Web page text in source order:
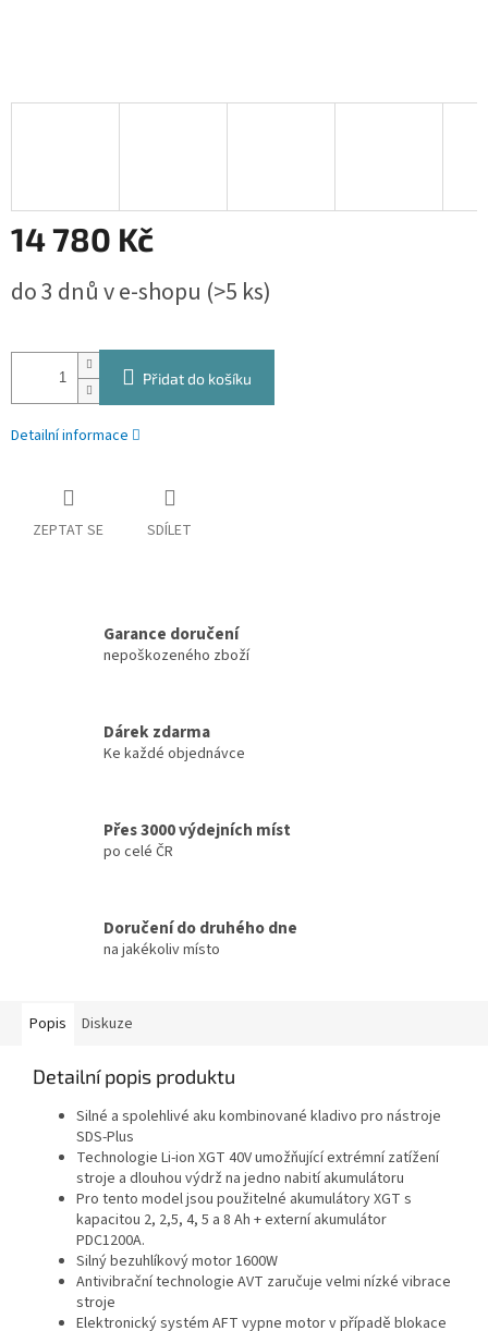
14 780 Kč
cena:
do 3 dnů v e-shopu (>5 ks)
Přidat do košíku
Detailní informace
ZEPTAT SE SDÍLET
Garance doručení
nepoškozeného zboží
Dárek zdarma
Ke každé objednávce
Přes 3000 výdejních míst
po celé ČR
Doručení do druhého dne
na jakékoliv místo
Popis Diskuze
Detailní popis produktu
Silné a spolehlivé aku kombinované kladivo pro nástroje
SDS-Plus
Technologie Li-ion XGT 40V umožňující extrémní zatížení
stroje a dlouhou výdrž na jedno nabití akumulátoru
Pro tento model jsou použitelné akumulátory XGT s
kapacitou 2, 2,5, 4, 5 a 8 Ah + externí akumulátor
PDC1200A.
Silný bezuhlíkový motor 1600W
Antivibrační technologie AVT zaručuje velmi nízké vibrace
stroje
Elektronický systém AFT vypne motor v případě blokace